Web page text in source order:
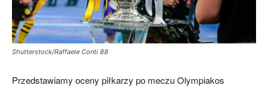
mecze,
Shutterstock/Raffaele Conti 88
Przedstawiamy oceny piłkarzy po meczu Olympiakos